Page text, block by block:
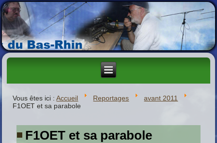
Vous êtes ici :Accueil Reportages
avant 2011
F1OET et sa parabole
F1OET et sa parabole